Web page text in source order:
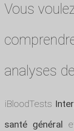
Vous
analyses
iBloodTests
santé général